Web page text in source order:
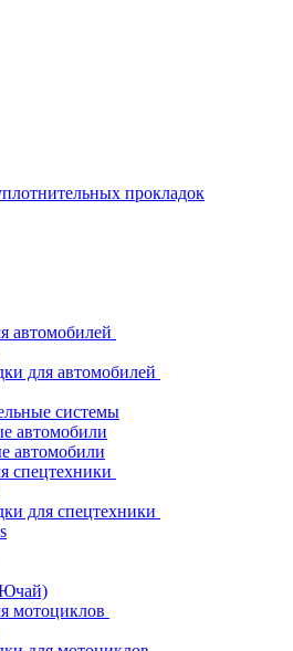
автомобилей
для автомобилей
системы
автомобили
автомобили
спецтехники
для спецтехники
мотоциклов